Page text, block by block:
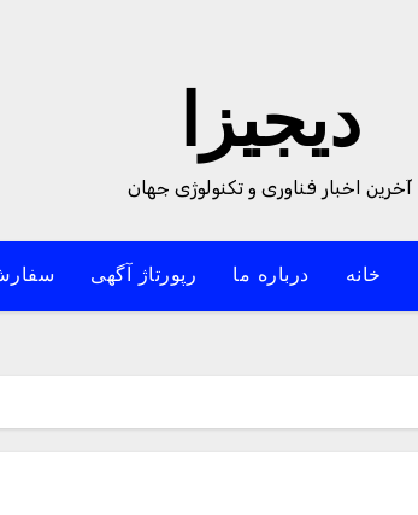
دیجیزا
آخرین اخبار فناوری و تکنولوژی جهان
خانه درباره ما رپورتاژ آگهی